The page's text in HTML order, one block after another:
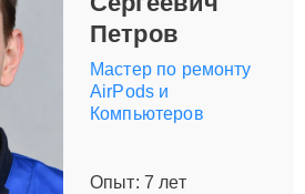
почему нас выбирают снова и
лучшего.
Петров
Мастер по ремонту
AirPods и
Компьютеров
Опыт: 7 лет